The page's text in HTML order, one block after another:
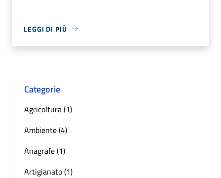
LEGGI DI PIÙ
Categorie
Agricoltura (1)
Ambiente (4)
Anagrafe (1)
Artigianato (1)